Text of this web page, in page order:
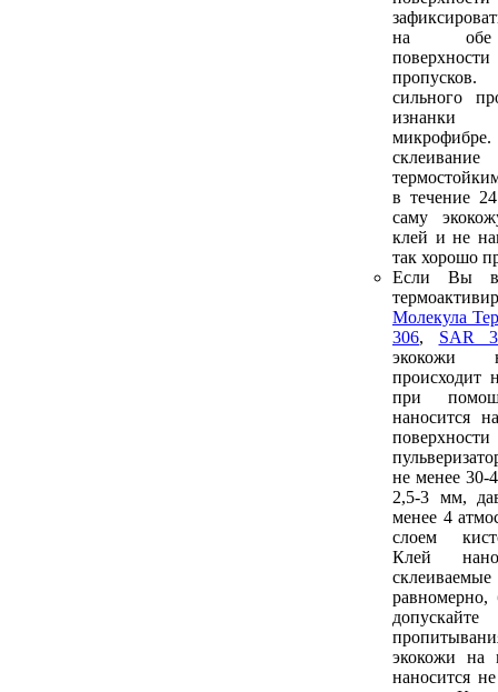
на обе
сильного
в течение
саму
клей и не
так хорошо
Если Вы
Молекула
306, SAR
экокожи
происходит
при
наносится
не менее 30-
2,5-3 мм,
менее 4
слоем
Клей
равномерно,
экокожи на
наносится